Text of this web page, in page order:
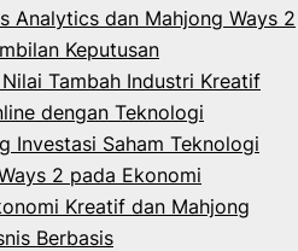
Analytics dan Mahjong Ways 2
Keputusan
Tambah Industri Kreatif
dengan Teknologi
Investasi Saham Teknologi
2 pada Ekonomi
Kreatif dan Mahjong
Berbasis